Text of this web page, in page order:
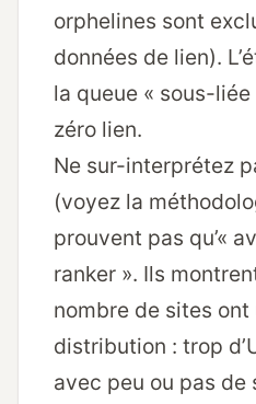
orphelines sont
données de lien).
la queue « sous-
zéro lien.
Ne sur-interprétez
(voyez la
prouvent pas qu’«
ranker ». Ils
nombre de sites
distribution : trop
avec peu ou pas de